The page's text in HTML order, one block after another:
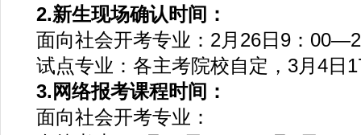
2.新生现场确认时间：
面向社会开考专业：2月26日9：
试点专业：各主考院校自定，3月4日
3.网络报考课程时间：
面向社会开考专业：